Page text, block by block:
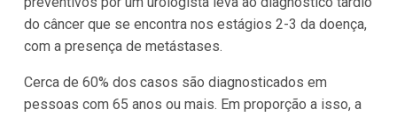
do câncer que se encontra nos estágios 2-3 da doença,
com a presença de metástases.
Cerca de 60% dos casos são diagnosticados em
pessoas com 65 anos ou mais. Em proporção a isso, a